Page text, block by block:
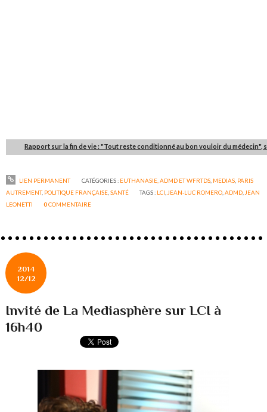
Rapport sur la fin de vie : "Tout reste conditionné au bon vouloir du médecin",
LIEN PERMANENT CATÉGORIES : EUTHANASIE, ADMD ET WFRTDS, MEDIAS, PARIS
AUTREMENT, POLITIQUE FRANÇAISE ,SANTÉ TAGS : LCI JEAN-LUC ROMERO ,ADMD JEAN
LEONETTI
0COMMENTAIRE
2014
12/12
Invité de La Mediasphère sur LCI à
16h40